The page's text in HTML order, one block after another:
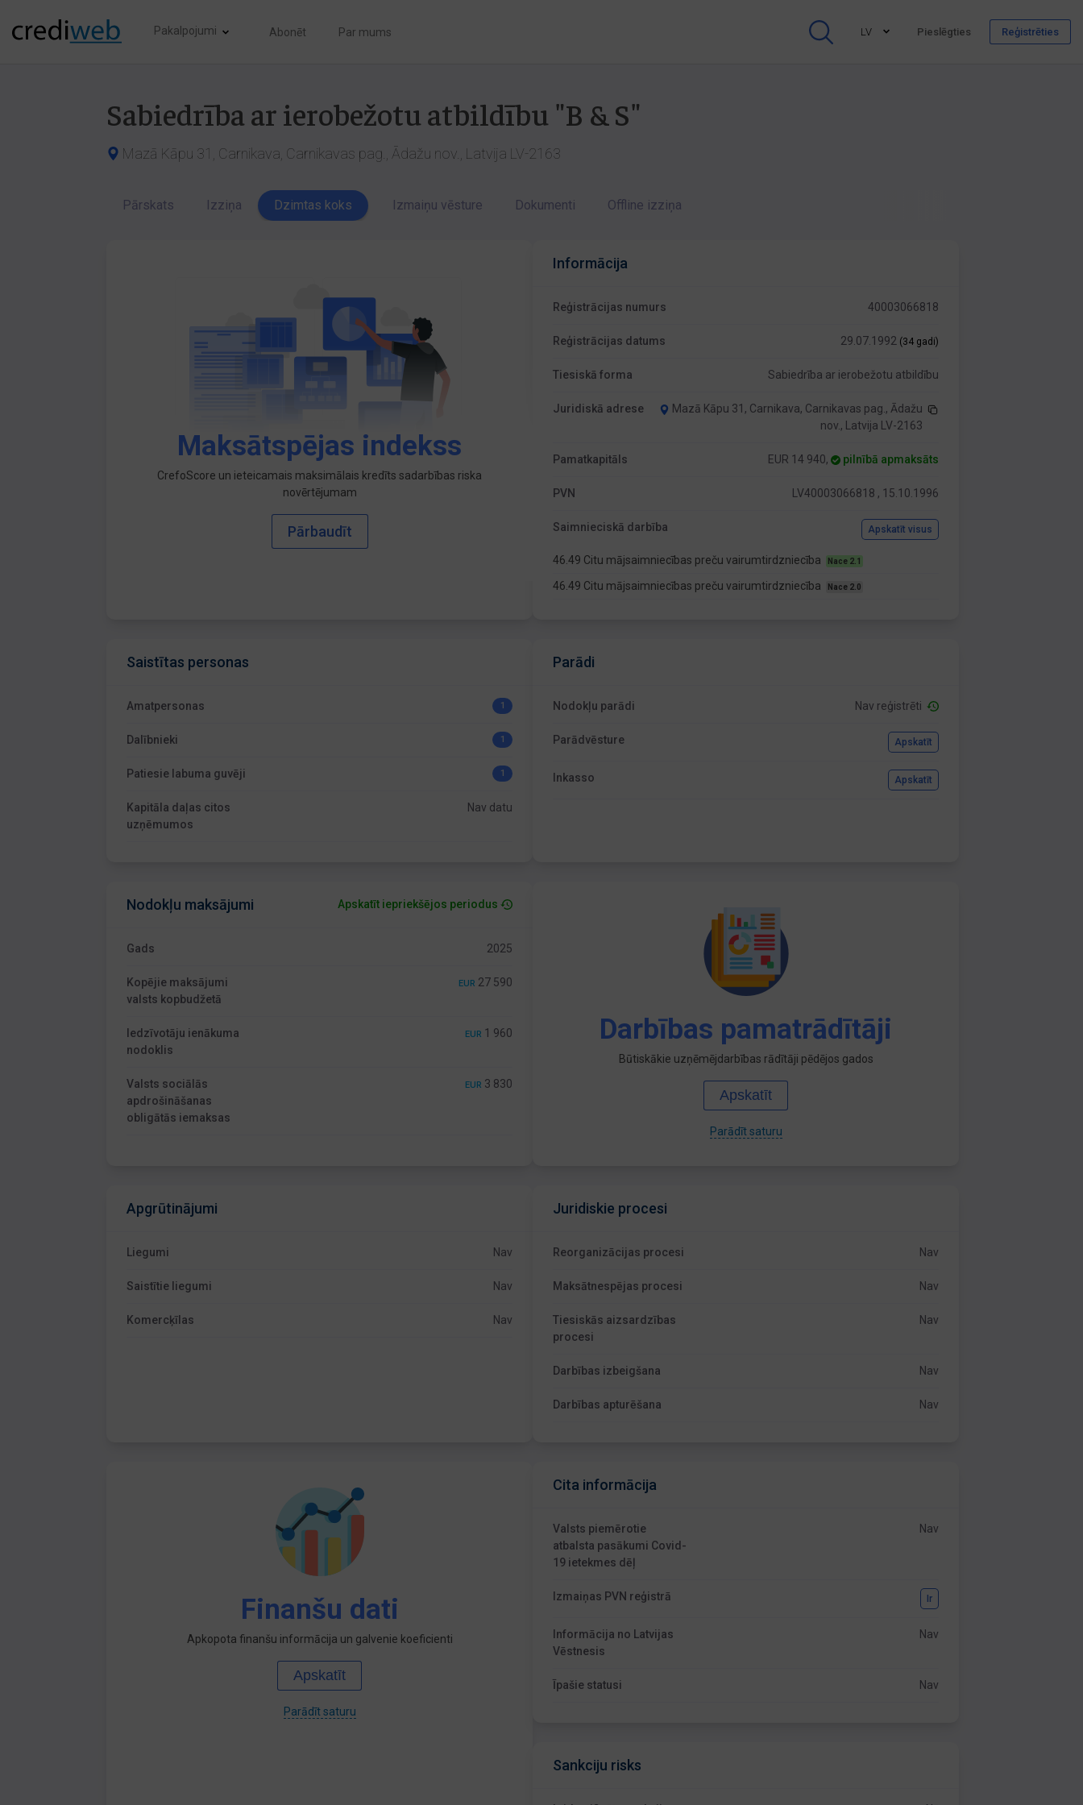
Pakalpojumi Abonēt Par mums LV Pieslēgties Reģistrēties
Sabiedrība ar ierobežotu atbildību "B & S"
Mazā Kāpu 31, Carnikava, Carnikavas pag., Ādažu nov., Latvija LV-2163
Pārskats Izziņa Dzimtas koks Izmaiņu vēsture Dokumenti Offline izziņa
Maksātspējas indekss
CrefoScore un ieteicamais maksimālais kredīts sadarbības riska
novērtējumam
Pārbaudīt
Informācija
Reģistrācijas numurs 40003066818
Reģistrācijas datums 29.07.1992 (34 gadi)
Tiesiskā forma Sabiedrība ar ierobežotu atbildību
Juridiskā adrese
Mazā Kāpu 31, Carnikava, Carnikavas pag., Ādažu
nov., Latvija LV-2163
Pamatkapitāls EUR 14 940, pilnībā apmaksāts
PVN LV40003066818 , 15.10.1996
Saimnieciskā darbība Apskatīt visus
46.49 Citu mājsaimniecības preču vairumtirdzniecība Nace 2.1
46.49 Citu mājsaimniecības preču vairumtirdzniecība Nace 2.0
Saistītas personas
Amatpersonas 1
Dalībnieki 1
Patiesie labuma guvēji 1
Kapitāla daļas citos
uzņēmumos
Nav datu
Parādi
Nodokļu parādi Nav reģistrēti
Parādvēsture Apskatīt
Inkasso Apskatīt
Nodokļu maksājumi Apskatīt iepriekšējos periodus
Gads 2025
Kopējie maksājumi
valsts kopbudžetā
EUR 27 590
Iedzīvotāju ienākuma
nodoklis
EUR 1 960
Valsts sociālās
apdrošināšanas
obligātās iemaksas
EUR 3 830
Darbības pamatrādītāji
Būtiskākie uzņēmējdarbības rādītāji pēdējos gados
Apskatīt
Parādīt saturu
Apgrūtinājumi
Liegumi Nav
Saistītie liegumi Nav
Komercķīlas Nav
Juridiskie procesi
Reorganizācijas procesi Nav
Maksātnespējas procesi Nav
Tiesiskās aizsardzības
procesi
Nav
Darbības izbeigšana Nav
Darbības apturēšana Nav
Finanšu dati
Apkopota finanšu informācija un galvenie koeficienti
Apskatīt
Parādīt saturu
Cita informācija
Valsts piemērotie
atbalsta pasākumi Covid-
19 ietekmes dēļ
Nav
Izmaiņas PVN reģistrā Ir
Informācija no Latvijas
Vēstnesis
Nav
Īpašie statusi Nav
Sankciju risks